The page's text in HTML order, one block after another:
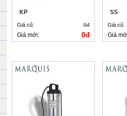
KP
Giá cũ: 0đ
Giá mới: 0đ
SS
Giá cũ:
Giá